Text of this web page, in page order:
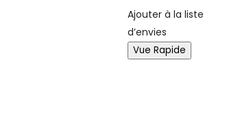
Ajouter à la liste
d’envies
Vue Rapide